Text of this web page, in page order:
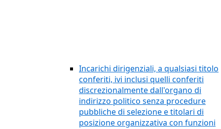
Incarichi dirigenziali, a qualsiasi titolo
conferiti, ivi inclusi quelli conferiti
discrezionalmente dall'organo di
indirizzo politico senza procedure
pubbliche di selezione e titolari di
posizione organizzativa con funzioni